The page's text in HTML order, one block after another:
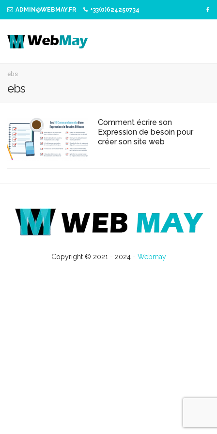
ADMIN@WEBMAY.FR +33(0)624250734
ebs
ebs
Comment écrire son
Expression de besoin pour
créer son site web
Copyright © 2021 - 2024 - Webmay